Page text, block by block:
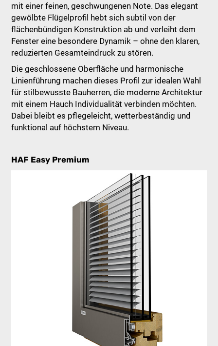
mit einer feinen, geschwungenen Note. Das elegant
gewölbte Flügelprofil hebt sich subtil von der
flächenbündigen Konstruktion ab und verleiht dem
Fenster eine besondere Dynamik – ohne den klaren,
reduzierten Gesamteindruck zu stören.
Die geschlossene Oberfläche und harmonische
Linienführung machen dieses Profil zur idealen Wahl
für stilbewusste Bauherren, die moderne Architektur
mit einem Hauch Individualität verbinden möchten.
Dabei bleibt es pflegeleicht, wetterbeständig und
funktional auf höchstem Niveau.
HAF Easy Premium